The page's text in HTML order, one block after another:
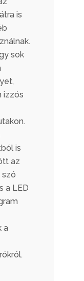
is
sok
izzós
is
az
szó
a LED
a